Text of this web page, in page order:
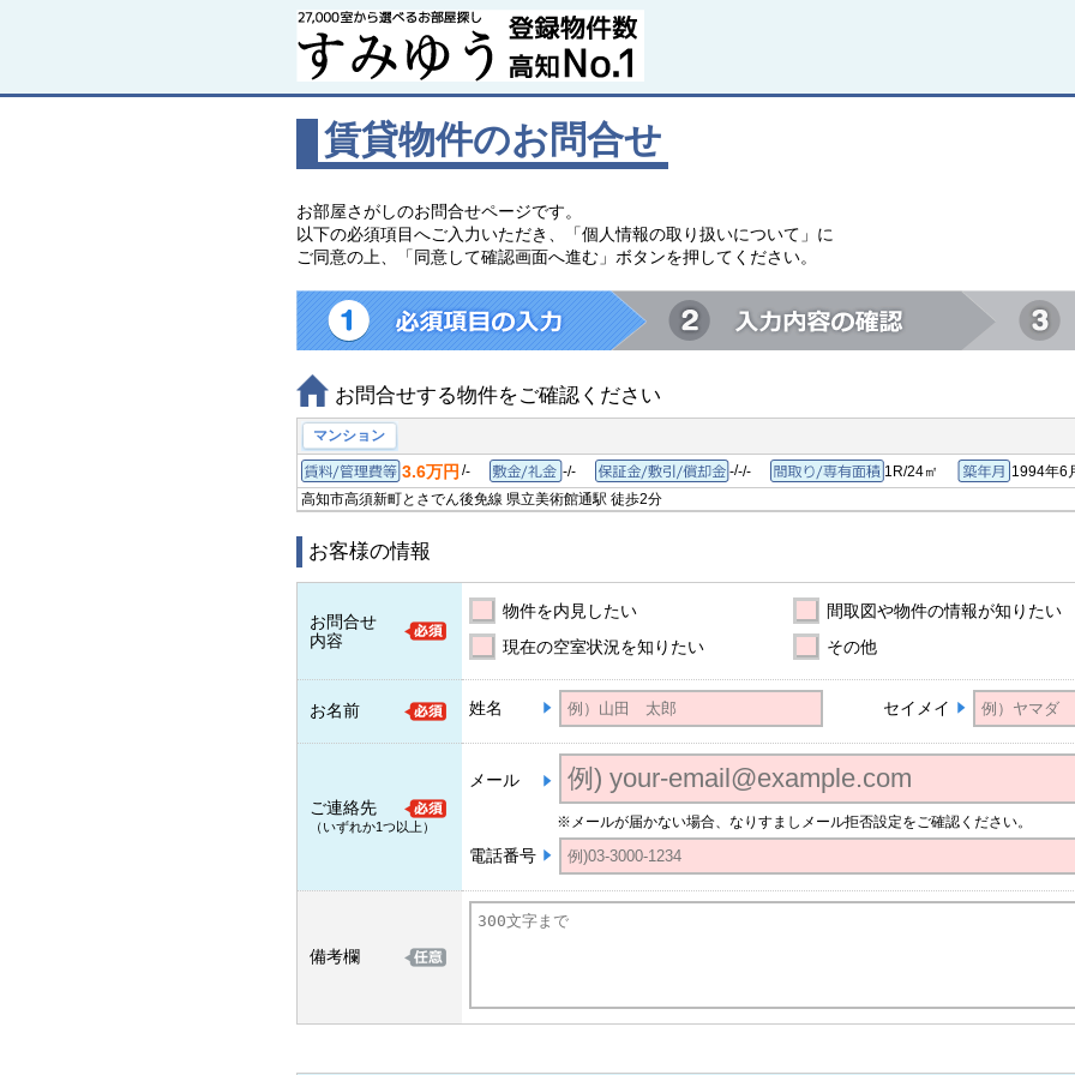
賃貸物件のお問合せ
お部屋さがしのお問合せページです。
以下の必須項目へご入力いただき、「個人情報の取り扱いについて」に
ご同意の上、「同意して確認画面へ進む」ボタンを押してください。
お問合せする物件をご確認ください
マンション
賃料/管理費等
3.6万円 /- 敷金/礼金
-/- 保証金/敷引/償却金
-/-/- 間取り/専有面積
1R/24㎡ 築年月
1994年6
高知市高須新町とさでん後免線 県立美術館通駅 徒歩2分
お客様の情報
お問合せ
内容
物件を内見したい
間取図や物件の情報が知りたい
現在の空室状況を知りたい
その他
お名前 姓名 セイメイ
ご連絡先
（いずれか1つ以上）
メール
※メールが届かない場合、なりすましメール拒否設定をご確認ください。
電話番号
備考欄